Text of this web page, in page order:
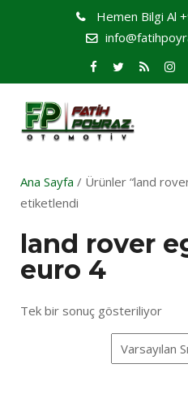
Hemen Bilgi Al
Ana Sayfa / Ürünler “land
etiketlendi
land rover
euro 4
Tek bir sonuç gösteriliyor